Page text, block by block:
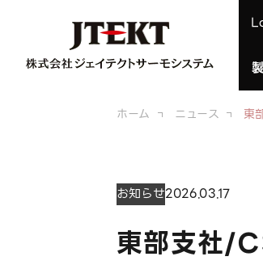
ホーム ニュース 東
お知らせ2026.03.17
東部支社/